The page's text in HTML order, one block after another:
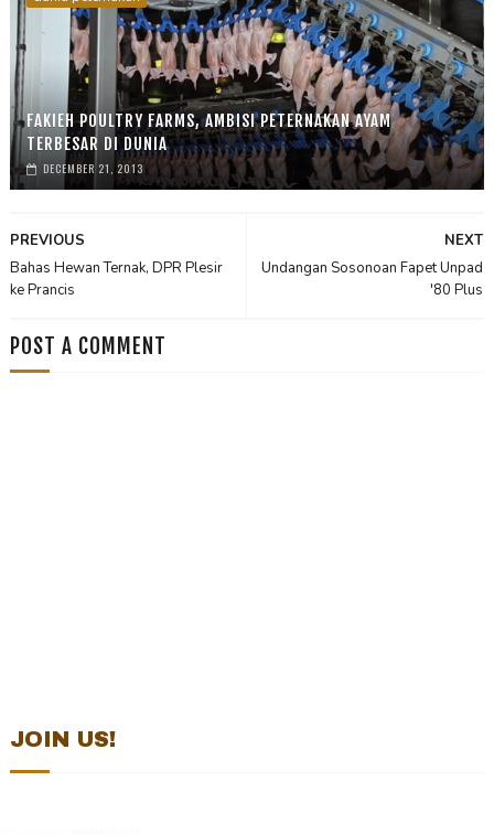
FAKIEH POULTRY FARMS, AMBISI PETERNAKAN AYAM
TERBESAR DI DUNIA
DECEMBER 21, 2013
NEXT
Undangan Sosonoan Fapet Unpad
'80 Plus
PREVIOUS
Bahas Hewan Ternak, DPR Plesir
ke Prancis
POST A COMMENT
JOIN US!